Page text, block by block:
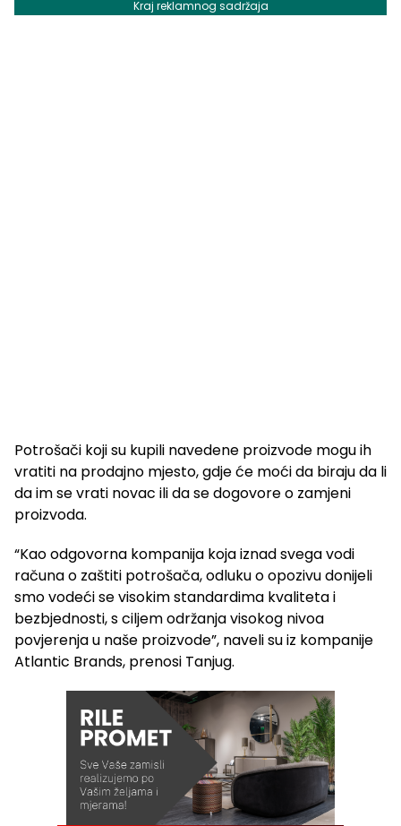
Kraj reklamnog sadržaja
Potrošači koji su kupili navedene proizvode mogu ih
vratiti na prodajno mjesto, gdje će moći da biraju da li
da im se vrati novac ili da se dogovore o zamjeni
proizvoda.
“Kao odgovorna kompanija koja iznad svega vodi
računa o zaštiti potrošača, odluku o opozivu donijeli
smo vodeći se visokim standardima kvaliteta i
bezbjednosti, s ciljem održanja visokog nivoa
povjerenja u naše proizvode”, naveli su iz kompanije
Atlantic Brands, prenosi Tanjug.